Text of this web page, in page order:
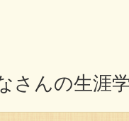
さんの生涯